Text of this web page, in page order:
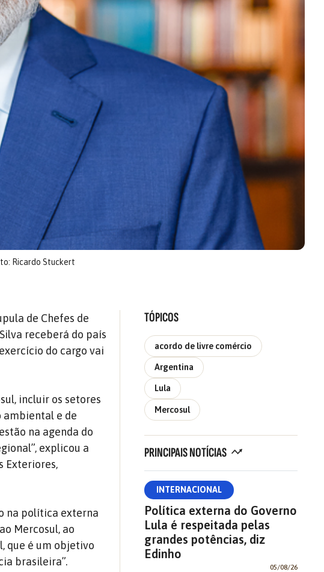
Ricardo Stuckert
de Chefes de
receberá do país
do cargo vai
incluir os setores
ambiental e de
na agenda do
explicou a
Exteriores,
na política externa
Mercosul, ao
que é um objetivo
brasileira”.
TÓPICOS
acordo de livre comércio
Argentina
Lula
Mercosul
PRINCIPAIS NOTÍCIAS
INTERNACIONAL
Política externa do Governo
Lula é respeitada pelas
grandes potências, diz
Edinho
05/08/26